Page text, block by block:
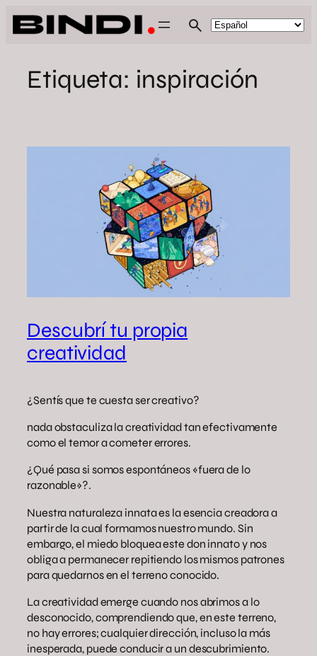
Saltar
al
Etiqueta: inspiración
Descubrí tu propia
creatividad
¿Sentís que te cuesta ser creativo?
nada obstaculiza la creatividad tan efectivamente
como el temor a cometer errores.
¿Qué pasa si somos espontáneos «fuera de lo
razonable»?.
Nuestra naturaleza innata es la esencia creadora a
partir de la cual formamos nuestro mundo. Sin
embargo, el miedo bloquea este don innato y nos
obliga a permanecer repitiendo los mismos patrones
para quedarnos en el terreno conocido.
La creatividad emerge cuando nos abrimos a lo
desconocido, comprendiendo que, en este terreno,
no hay errores; cualquier dirección, incluso la más
inesperada, puede conducir a un descubrimiento.